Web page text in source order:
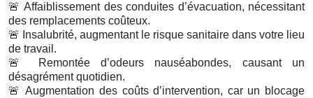
🚨 Affaiblissement des conduites d’évacuation, nécessitant
des remplacements coûteux.
🚨
Insalubrité, augmentant le risque sanitaire dans votre lieu
de travail.
🚨
Remontée d’odeurs nauséabondes, causant un
désagrément quotidien.
🚨 Augmentation des coûts d’intervention, car un blocage